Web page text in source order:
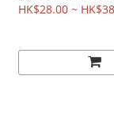
HK$28.00 ~